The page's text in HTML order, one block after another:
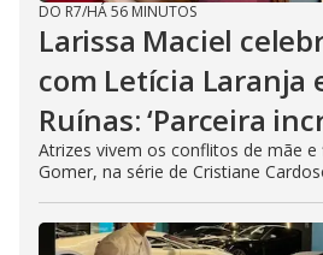
DO R7/HÁ 56 MINUTOS
Larissa Maciel
com Letícia Laranja
Ruínas: ‘Parceira
Atrizes vivem os conflitos de mãe
Gomer, na série de Cristiane